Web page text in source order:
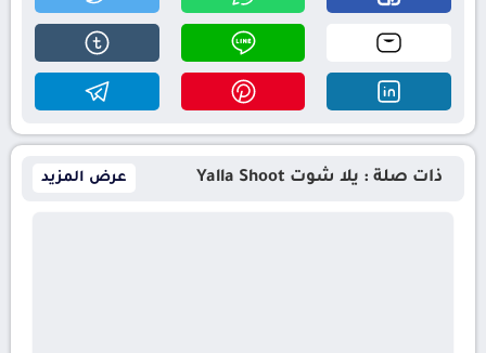
ذات صلة : يلا شوت Yalla Shoot عرض المزيد